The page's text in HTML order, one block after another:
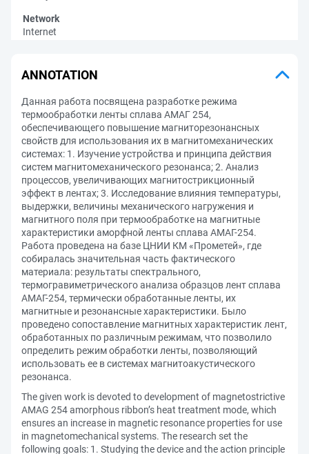
Network
Internet
ANNOTATION
Данная работа посвящена разработке режима
термообработки ленты сплава АМАГ 254,
обеспечивающего повышение магниторезонансных
свойств для использования их в магнитомеханических
системах: 1. Изучение устройства и принципа действия
систем магнитомеханического резонанса; 2. Анализ
процессов, увеличивающих магнитострикционный
эффект в лентах; 3. Исследование влияния температуры,
выдержки, величины механического нагружения и
магнитного поля при термообработке на магнитные
характеристики аморфной ленты сплава АМАГ-254.
Работа проведена на базе ЦНИИ КМ «Прометей», где
собиралась значительная часть фактического
материала: результаты спектрального,
термогравиметрического анализа образцов лент сплава
АМАГ-254, термически обработанные ленты, их
магнитные и резонансные характеристики. Было
проведено сопоставление магнитных характеристик лент,
обработанных по различным режимам, что позволило
определить режим обработки ленты, позволяющий
использовать ее в системах магнитоакустического
резонанса.
The given work is devoted to development of magnetostrictive
AMAG 254 amorphous ribbon’s heat treatment mode, which
ensures an increase in magnetic resonance properties for use
in magnetomechanical systems. The research set the
following goals: 1. Studying the device and the action principle